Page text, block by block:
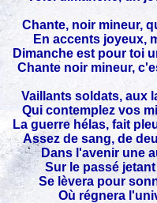
Chante, noir mineur,
En accents joyeux,
Dimanche est pour toi
Chante noir mineur,
Vaillants soldats, aux
Qui contemplez vos
La guerre hélas, fait
Assez de sang, de
Dans l'avenir une
Sur le passé
Se lèvera pour
Où régnera